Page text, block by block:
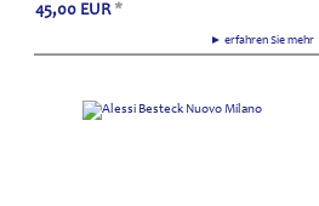
► erfahren Sie
45,00 EUR *